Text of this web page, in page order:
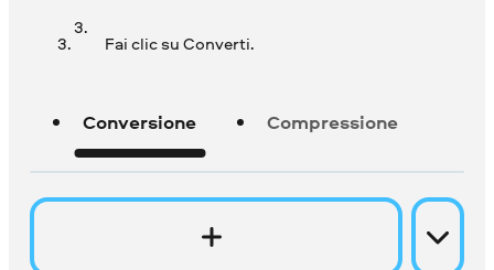
Fai clic su Converti.
Conversione Compressione